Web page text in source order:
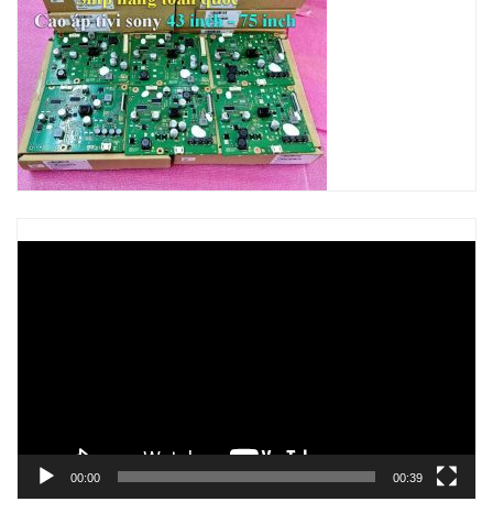
00:00 00:39